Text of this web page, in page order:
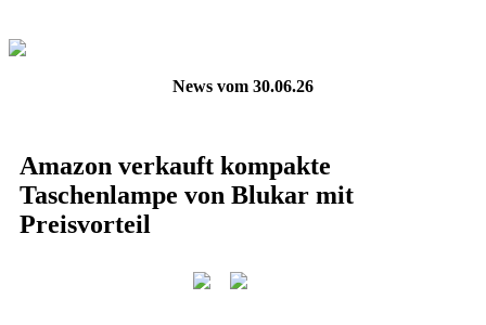
News vom 30.06.26
Amazon verkauft kompakte
Taschenlampe von Blukar mit
Preisvorteil